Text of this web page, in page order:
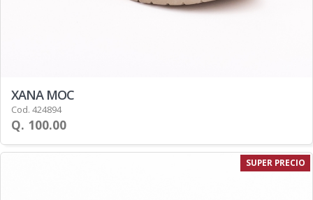
XANA MOC
Cod. 424894
Q. 100.00
SUPER PRECIO